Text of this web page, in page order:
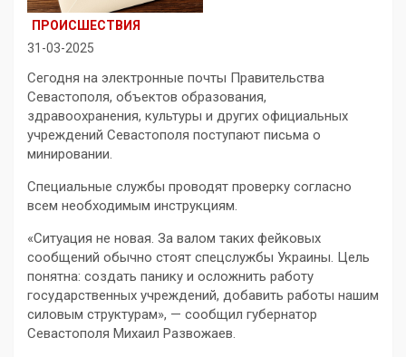
ПРОИСШЕСТВИЯ
31-03-2025
Сегодня на электронные почты Правительства
Севастополя, объектов образования,
здравоохранения, культуры и других официальных
учреждений Севастополя поступают письма о
минировании.
Специальные службы проводят проверку согласно
всем необходимым инструкциям.
«Ситуация не новая. За валом таких фейковых
сообщений обычно стоят спецслужбы Украины. Цель
понятна: создать панику и осложнить работу
государственных учреждений, добавить работы нашим
силовым структурам», — сообщил губернатор
Севастополя Михаил Развожаев.